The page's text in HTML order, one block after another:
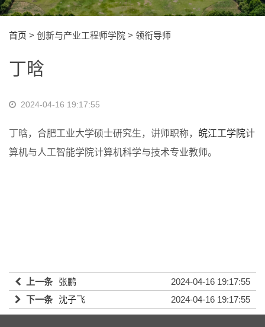
首页 > 创新与产业工程师学院 > 领衔导师
丁晗
2024-04-16 19:17:55
丁晗，合肥工业大学硕士研究生，讲师职称， 皖江工学院计
算机与人工智能学院计算机科学与技术专业教师。
上一条 张鹏
2024-04-16 19:17:55
下一条 沈子飞 2024-04-16 19:17:55